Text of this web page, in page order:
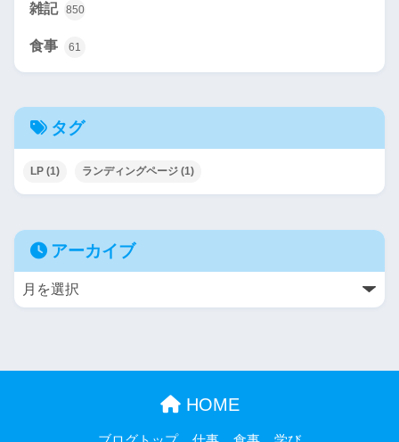
雑記 850
食事 61
タグ
LP (1) ランディングページ (1)
アーカイブ
HOME